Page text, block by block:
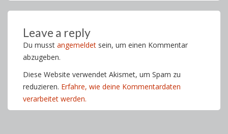
Leave a reply
Du musst angemeldet sein, um einen Kommentar
abzugeben.
Diese Website verwendet Akismet, um Spam zu
reduzieren. Erfahre, wie deine Kommentardaten
verarbeitet werden.